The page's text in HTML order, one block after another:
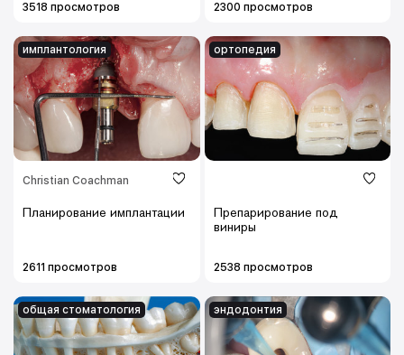
3518 просмотров 2300 просмотров
имплантология
Christian Coachman
Планирование имплантации
2611 просмотров
ортопедия
Препарирование под
виниры
2538 просмотров
общая стоматология эндодонтия